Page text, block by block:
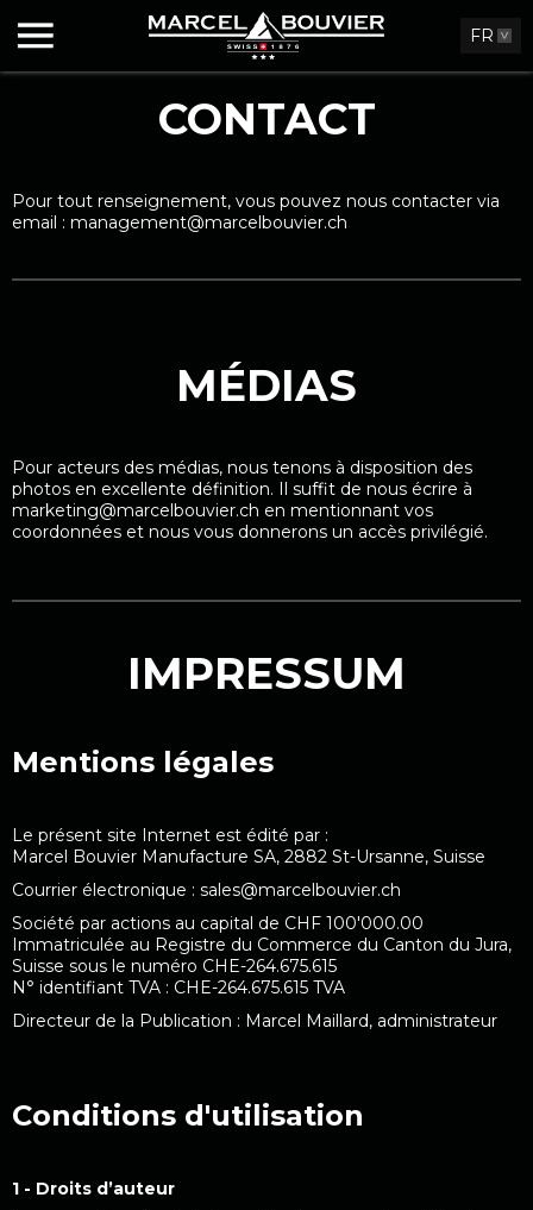
FR
CONTACT
Pour tout renseignement, vous pouvez nous contacter via
email : management@marcelbouvier.ch
MÉDIAS
Pour acteurs des médias, nous tenons à disposition des
photos en excellente définition. Il suffit de nous écrire à
marketing@marcelbouvier.ch en mentionnant vos
coordonnées et nous vous donnerons un accès privilégié.
IMPRESSUM
Mentions légales
Le présent site Internet est édité par :
Marcel Bouvier Manufacture SA, 2882 St-Ursanne, Suisse
Courrier électronique : sales@marcelbouvier.ch
Société par actions au capital de CHF 100'000.00
Immatriculée au Registre du Commerce du Canton du Jura,
Suisse sous le numéro CHE-264.675.615
N° identifiant TVA : CHE-264.675.615 TVA
Directeur de la Publication : Marcel Maillard, administrateur
Conditions d'utilisation
1 - Droits d’auteur